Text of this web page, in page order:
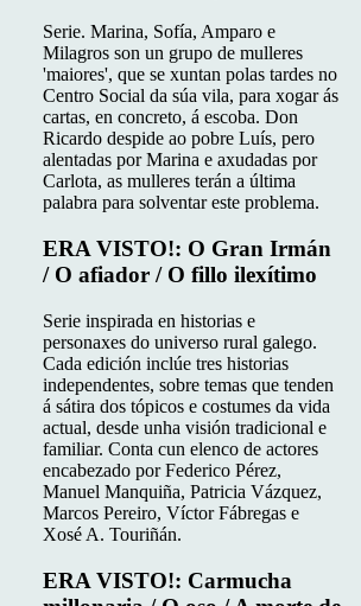
Serie. Marina, Sofía, Amparo e
Milagros son un grupo de mulleres
'maiores', que se xuntan polas tardes no
Centro Social da súa vila, para xogar ás
cartas, en concreto, á escoba. Don
Ricardo despide ao pobre Luís, pero
alentadas por Marina e axudadas por
Carlota, as mulleres terán a última
palabra para solventar este problema.
ERA VISTO!: O Gran Irmán
/ O afiador / O fillo ilexítimo
Serie inspirada en historias e
personaxes do universo rural galego.
Cada edición inclúe tres historias
independentes, sobre temas que tenden
á sátira dos tópicos e costumes da vida
actual, desde unha visión tradicional e
familiar. Conta cun elenco de actores
encabezado por Federico Pérez,
Manuel Manquiña, Patricia Vázquez,
Marcos Pereiro, Víctor Fábregas e
Xosé A. Touriñán.
ERA VISTO!: Carmucha